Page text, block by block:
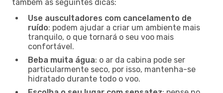
também as seguintes dicas:
Use auscultadores com cancelamento de
ruído: podem ajudar a criar um ambiente mais
tranquilo, o que tornará o seu voo mais
confortável.
Beba muita água: o ar da cabina pode ser
particularmente seco, por isso, mantenha-se
hidratado durante todo o voo.